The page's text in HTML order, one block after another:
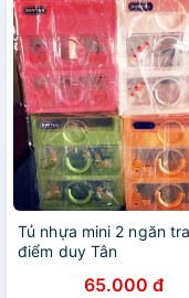
Tủ nhựa mini 2 ngăn
điểm duy Tân
65.000 đ